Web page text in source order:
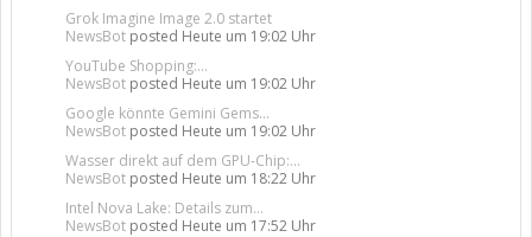
Grok Imagine Image 2.0 startet
NewsBot posted Heute um 19:02 Uhr
YouTube Shopping:...
NewsBot posted Heute um 19:02 Uhr
Google könnte Gemini Gems...
NewsBot posted Heute um 19:02 Uhr
Wasser direkt auf dem GPU-Chip:...
NewsBot posted Heute um 18:22 Uhr
Intel Nova Lake: Details zum...
NewsBot posted Heute um 17:52 Uhr